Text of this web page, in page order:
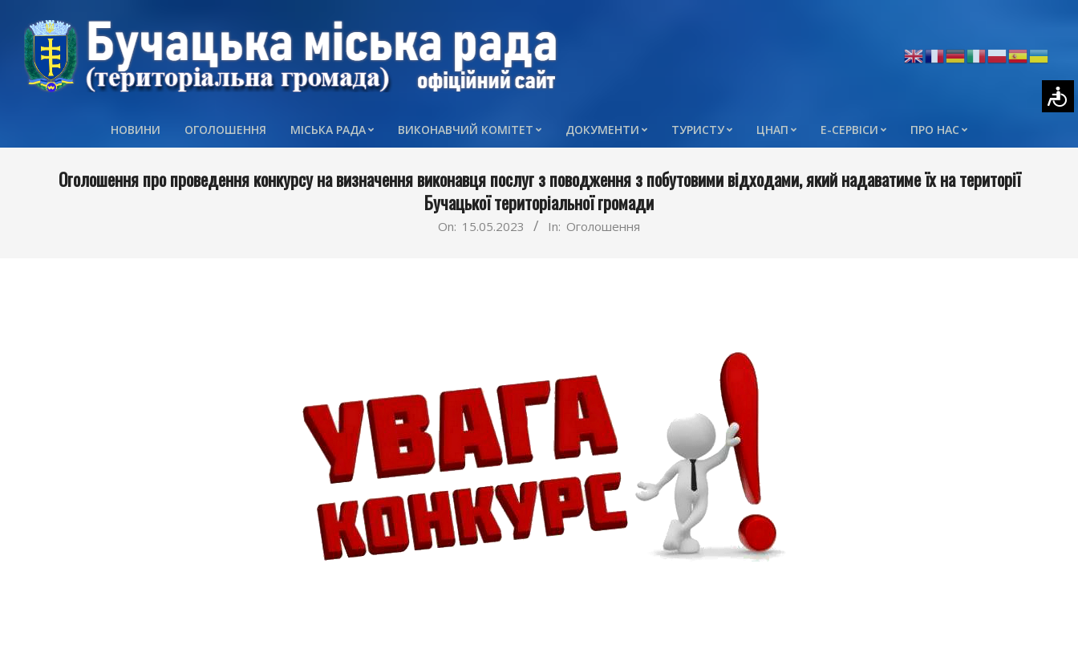
content
Primary
Menu
НОВИНИ ОГОЛОШЕННЯ МІСЬКА РАДА ВИКОНАВЧИЙ КОМІТЕТ ДОКУМЕНТИ ТУРИСТУ ЦНАП Е-СЕРВІСИ ПРО НАС
Оголошення про проведення конкурсу на визначення виконавця послуг з поводження з побутовими відходами, який надаватиме їх на території
Бучацької територіальної громади
On: 15.05.2023 In: Оголошення